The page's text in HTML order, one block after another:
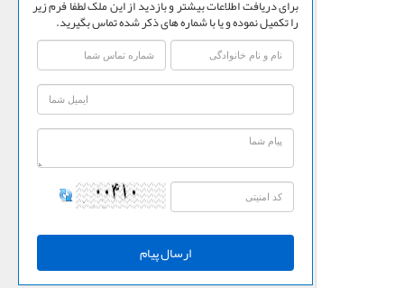
برای دریافت اطلاعات بیشتر و بازدید از این ملک لطفا فرم زیر
را تکمیل نموده و یا با شماره های ذکر شده تماس بگیرید.
ارسال پیام